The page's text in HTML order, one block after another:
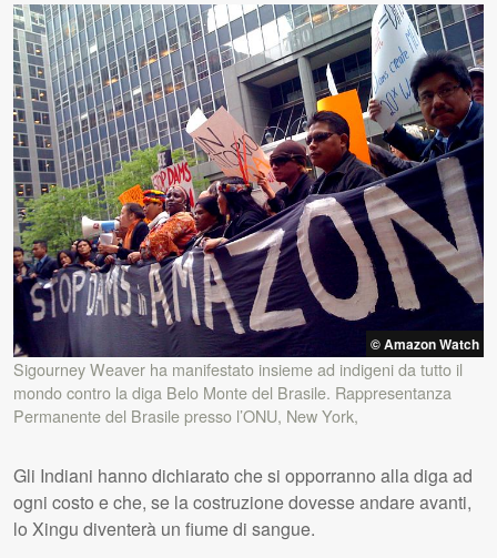
© Amazon Watch
Sigourney Weaver ha manifestato insieme ad indigeni da tutto il
mondo contro la diga Belo Monte del Brasile. Rappresentanza
Permanente del Brasile presso l’ONU, New York,
Gli Indiani hanno dichiarato che si opporranno alla diga ad
ogni costo e che, se la costruzione dovesse andare avanti,
lo Xingu diventerà un fiume di sangue.